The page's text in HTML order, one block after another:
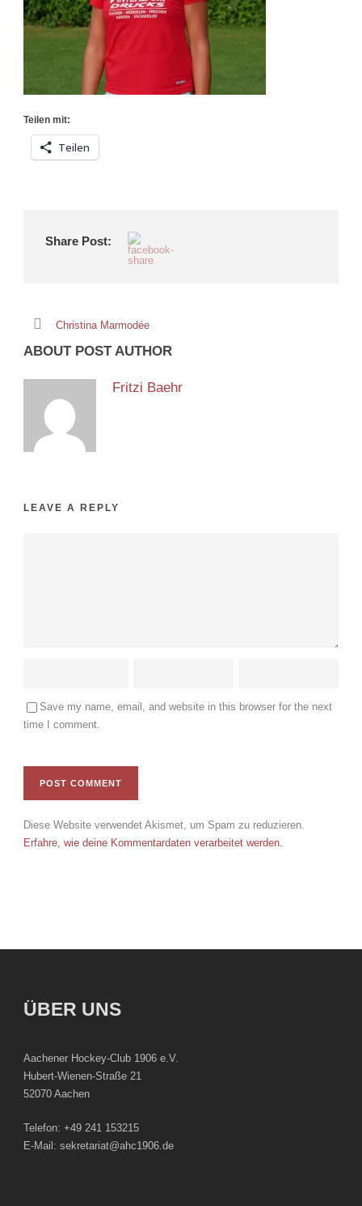
Teilen mit:
Teilen
Share Post:
Christina Marmodée
ABOUT POST AUTHOR
Fritzi Baehr
LEAVE A REPLY
Save my name, email, and website in this browser for the next
time I comment.
Diese Website verwendet Akismet, um Spam zu reduzieren.
Erfahre, wie deine Kommentardaten verarbeitet werden.
ÜBER UNS
Aachener Hockey-Club 1906 e.V.
Hubert-Wienen-Straße 21
52070 Aachen
Telefon: +49 241 153215
E-Mail: sekretariat@ahc1906.de